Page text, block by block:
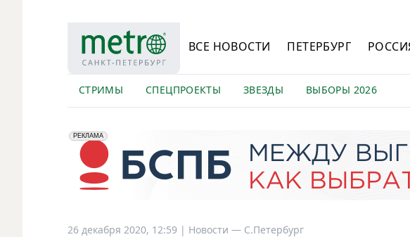
ВСЕ НОВОСТИ ПЕТЕРБУРГ
СТРИМЫ СПЕЦПРОЕКТЫ ЗВЕЗДЫ ВЫБОРЫ 2026
erid: 2VfnxyFybV5
РЕКЛАМА
ПАО "Банк "Санкт-Петербург", ИНН: 7831000027
26 декабря 2020, 12:59 | Новости — С.Петербург